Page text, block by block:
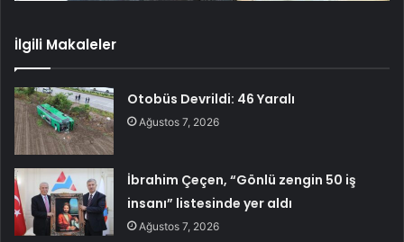
İlgili Makaleler
Otobüs Devrildi: 46 Yaralı
Ağustos 7, 2026
İbrahim Çeçen, “Gönlü zengin 50 iş
insanı” listesinde yer aldı
Ağustos 7, 2026